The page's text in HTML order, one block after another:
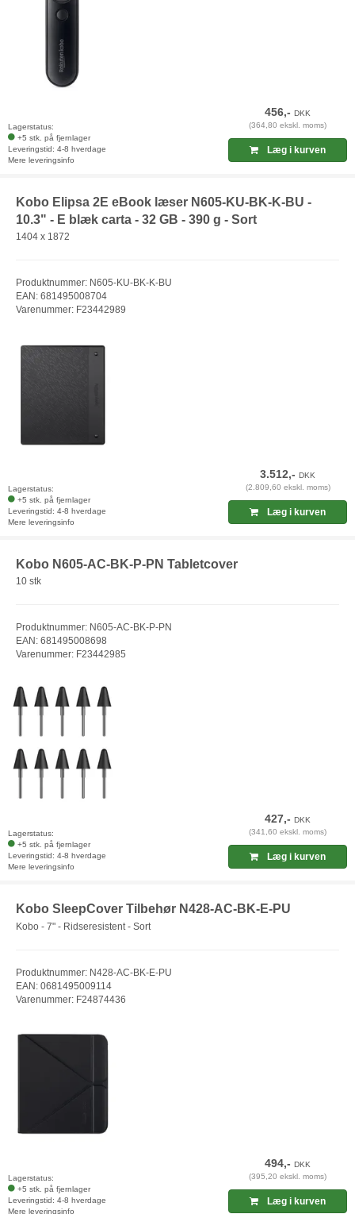
Lagerstatus:
+5 stk. på fjernlager
Leveringstid: 4-8 hverdage
Mere leveringsinfo
456,-DKK
(364,80 ekskl. moms)
Læg i kurven
Kobo Elipsa 2E eBook læser N605-KU-BK-K-BU -
10.3" - E blæk carta - 32 GB - 390 g - Sort
1404 x 1872
Produktnummer: N605-KU-BK-K-BU
EAN: 681495008704
Varenummer: F23442989
Lagerstatus:
+5 stk. på fjernlager
Leveringstid: 4-8 hverdage
Mere leveringsinfo
3.512,-DKK
(2.809,60 ekskl. moms)
Læg i kurven
Kobo N605-AC-BK-P-PN Tabletcover
10 stk
Produktnummer: N605-AC-BK-P-PN
EAN: 681495008698
Varenummer: F23442985
Lagerstatus:
+5 stk. på fjernlager
Leveringstid: 4-8 hverdage
Mere leveringsinfo
427,-DKK
(341,60 ekskl. moms)
Læg i kurven
Kobo SleepCover Tilbehør N428-AC-BK-E-PU
Kobo - 7" - Ridseresistent - Sort
Produktnummer: N428-AC-BK-E-PU
EAN: 0681495009114
Varenummer: F24874436
Lagerstatus:
+5 stk. på fjernlager
Leveringstid: 4-8 hverdage
Mere leveringsinfo
494,-DKK
(395,20 ekskl. moms)
Læg i kurven